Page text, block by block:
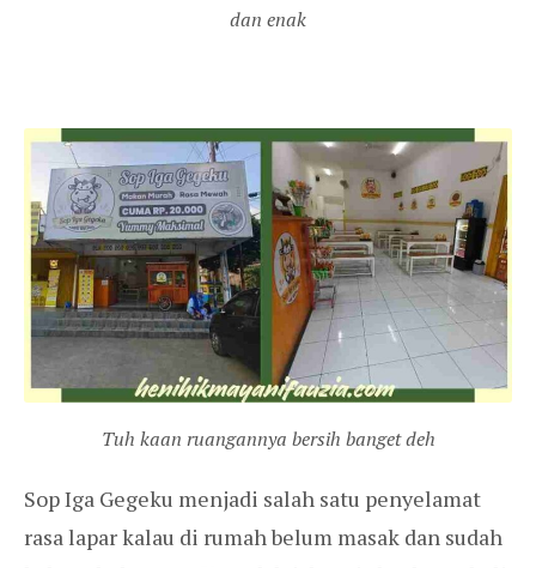
dan enak
Tuh kaan ruangannya bersih banget deh
Sop Iga Gegeku menjadi salah satu penyelamat
rasa lapar kalau di rumah belum masak dan sudah